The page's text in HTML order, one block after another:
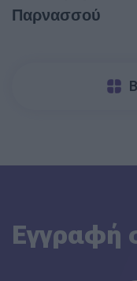
Παρνασσού
Εγγραφή